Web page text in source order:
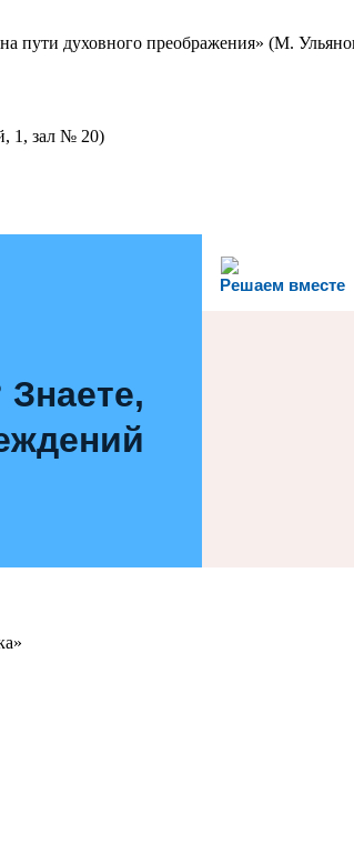
пути духовного преображения» (М.
1, зал № 20)
Решаем вместе